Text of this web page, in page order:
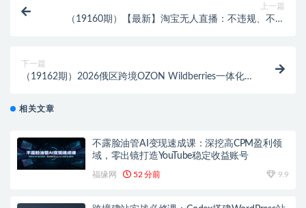
上一篇
（19160期）【最新】淘宝无人直播：不违规、不封
下一篇
（19162期）2026俄区跨境OZON Wildberries一体化
相关文章
不露脸油管AI变现速成课：深挖高CPM盈利领
域，零出镜打造YouTube稳定收益账号
福缘网 52 分前 9.9